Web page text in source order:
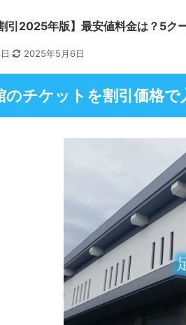
引2025年版】最安値料金は？5ク
2025年5月6日
のチケットを割引価格